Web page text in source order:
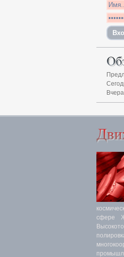
сфере